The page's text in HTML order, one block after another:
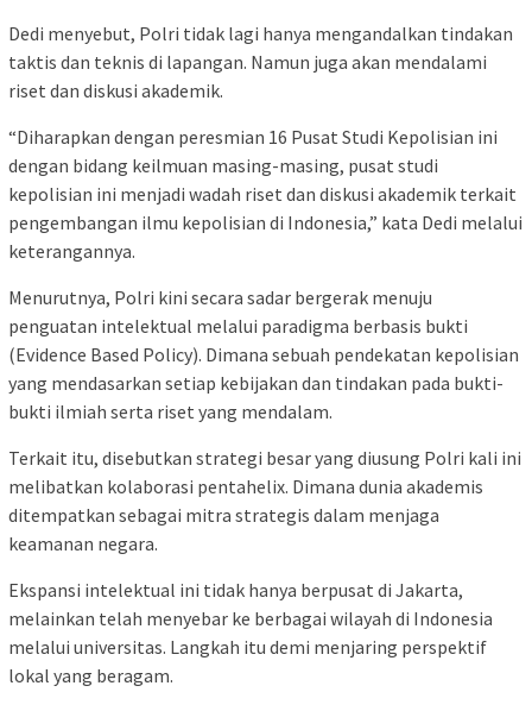
Dedi menyebut, Polri tidak lagi hanya mengandalkan tindakan
taktis dan teknis di lapangan. Namun juga akan mendalami
riset dan diskusi akademik.
“Diharapkan dengan peresmian 16 Pusat Studi Kepolisian ini
dengan bidang keilmuan masing-masing, pusat studi
kepolisian ini menjadi wadah riset dan diskusi akademik terkait
pengembangan ilmu kepolisian di Indonesia,” kata Dedi melalui
keterangannya.
Menurutnya, Polri kini secara sadar bergerak menuju
penguatan intelektual melalui paradigma berbasis bukti
(Evidence Based Policy). Dimana sebuah pendekatan kepolisian
yang mendasarkan setiap kebijakan dan tindakan pada bukti-
bukti ilmiah serta riset yang mendalam.
Terkait itu, disebutkan strategi besar yang diusung Polri kali ini
melibatkan kolaborasi pentahelix. Dimana dunia akademis
ditempatkan sebagai mitra strategis dalam menjaga
keamanan negara.
Ekspansi intelektual ini tidak hanya berpusat di Jakarta,
melainkan telah menyebar ke berbagai wilayah di Indonesia
melalui universitas. Langkah itu demi menjaring perspektif
lokal yang beragam.